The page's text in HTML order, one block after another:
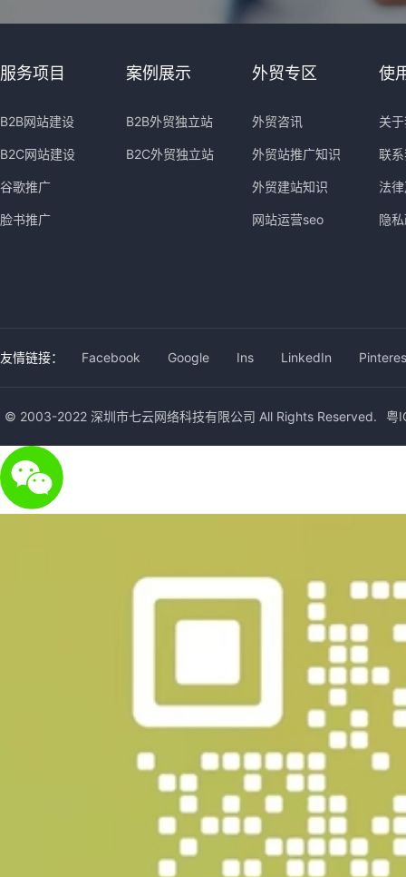
服务项目
B2B网站建设
B2C网站建设
谷歌推广
脸书推广
案例展示
B2B外贸独立站
B2C外贸独立站
外贸专区
外贸咨讯
外贸站推广知识
外贸建站知识
网站运营seo
使
关
联
法
隐
友情链接： Facebook Google Ins LinkedIn
© 2003-2022 深圳市七云网络科技有限公司 All Rights Reserved. 粤